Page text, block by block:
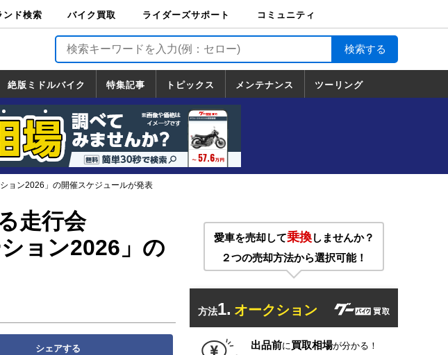
ンド検索 バイク買取
バイク買取
ライダーズサポート
ライダーズサポート
TOP
バイク輸送
バイクガレージライ
フ
バイク車両保険
ロードサービス
バイク試乗
コミュニティ
絶版ミドルバイク
絶版ミドルバイク
一覧
ホンダ
ヤマハ
スズキ
カワサキ
特集記事 トピックス
トピックス
一覧
ホンダ
ヤマハ
スズキ
カワサキ
ハーレーダ
ビッドソン
BMW
ドゥカティ
トライアン
フ
メンテナンス ツーリング
査隊
グ情報局
50選
りリング
ョン2026」の開催スケジュールが発表
走行会
ョン2026」の
シェアする
愛車を売却して乗換しませんか？
２つの売却方法から選択可能！
方法1. オークション
出品前に買取相場が分かる！